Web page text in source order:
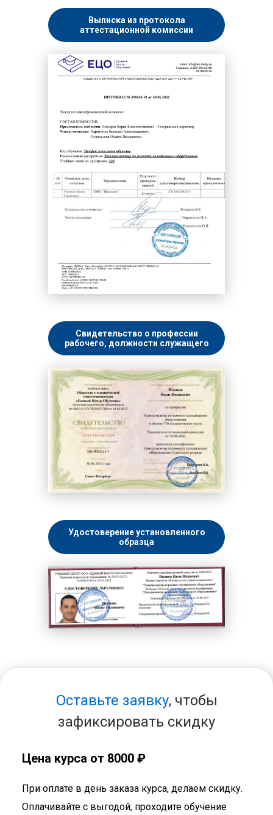
Выписка из протокола
аттестационной комиссии
Свидетельство о профессии
рабочего, должности служащего
Удостоверение установленного
образца
Оставьте заявку, чтобы
зафиксировать скидку
Цена курса от 8000 ₽
При оплате в день заказа курса, делаем скидку.
Оплачивайте с выгодой, проходите обучение